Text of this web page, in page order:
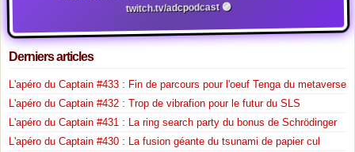
twitch.tv/adcpodcast 🟣
Derniers articles
L'apéro du Captain #433 : Fin de parcours pour l'oeuf Tenga du metaverse
L'apéro du Captain #432 : Trop de vibrafion pour le futur du SLS
L'apéro du Captain #431 : La ring search party du bonus de Schrödinger
L'apéro du Captain #430 : La fusion géante du tsunami de papier cul